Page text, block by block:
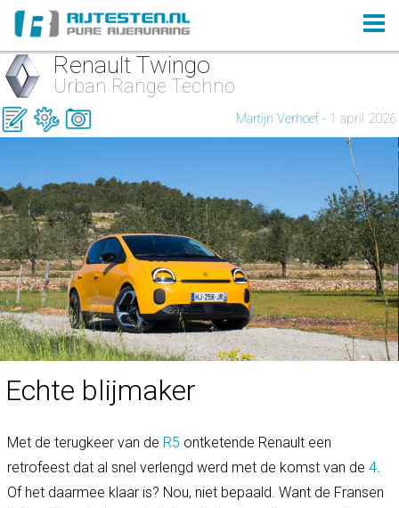
Renault Twingo
Urban Range Techno
Martijn Verhoef - 1 april 2026
Echte blijmaker
Met de terugkeer van de R5 ontketende Renault een
retrofeest dat al snel verlengd werd met de komst van de 4.
Of het daarmee klaar is? Nou, niet bepaald. Want de Fransen